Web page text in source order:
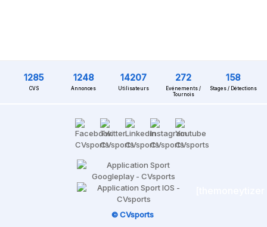
1285
CVS
1248
Annonces
14207
Utilisateurs
272
Evénements /
Tournois
158
Stages / Détections
© CVsports